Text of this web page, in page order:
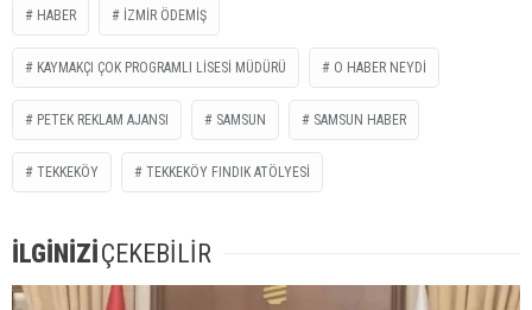
HABER İZMİR ÖDEMİŞ
KAYMAKÇI ÇOK PROGRAMLI LİSESİ MÜDÜRÜ O HABER NEYDİ
PETEK REKLAM AJANSI SAMSUN SAMSUN HABER
TEKKEKÖY TEKKEKÖY FINDIK ATÖLYESI
İLGİNİZİÇEKEBİLİR